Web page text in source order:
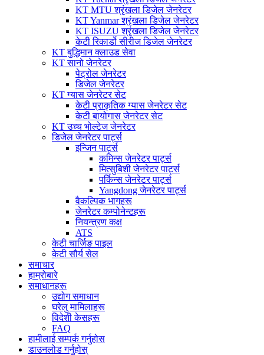
KT MTU श्रृंखला डिजेल जेनरेटर
KT Yanmar श्रृंखला डिजेल जेनरेटर
KT ISUZU श्रृंखला डिजेल जेनरेटर
केटी रिकार्डो सीरीज डिजेल जेनरेटर
KT बुद्धिमान क्लाउड सेवा
KT सानो जेनरेटर
पेट्रोल जेनरेटर
डिजेल जेनरेटर
KT ग्यास जेनरेटर सेट
केटी प्राकृतिक ग्यास जेनरेटर सेट
केटी बायोगास जेनरेटर सेट
KT उच्च भोल्टेज जेनरेटर
डिजेल जेनरेटर पार्ट्स
इन्जिन पार्ट्स
कमिन्स जेनरेटर पार्ट्स
मित्सुबिशी जेनरेटर पार्ट्स
पर्किन्स जेनरेटर पार्ट्स
Yangdong जेनरेटर पार्ट्स
वैकल्पिक भागहरू
जेनरेटर कम्पोनेन्टहरू
नियन्त्रण कक्ष
ATS
केटी चार्जिङ पाइल
केटी सौर्य सेल
समाचार
हाम्रोबारे
समाधानहरू
उद्योग समाधान
घरेलु मामिलाहरू
विदेशी केसहरू
FAQ
हामीलाई सम्पर्क गर्नुहोस
डाउनलोड गर्नुहोस्